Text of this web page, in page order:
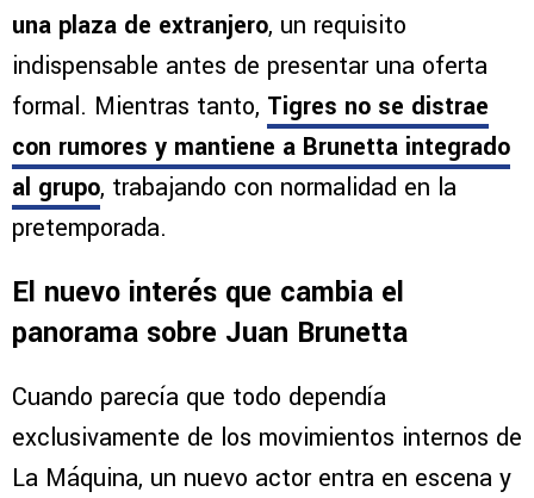
una plaza de extranjero, un requisito
indispensable antes de presentar una oferta
formal. Mientras tanto, Tigres no se distrae
con rumores y mantiene a Brunetta integrado
al grupo, trabajando con normalidad en la
pretemporada.
El nuevo interés que cambia el
panorama sobre Juan Brunetta
Cuando parecía que todo dependía
exclusivamente de los movimientos internos de
La Máquina, un nuevo actor entra en escena y